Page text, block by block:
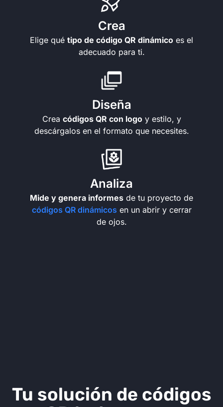
Crea
Elige qué tipo de código QR dinámico es el
adecuado para ti.
Diseña
Crea códigos QR con logoy estilo, y
descárgalos en el formato que necesites.
Analiza
Mide y genera informes de tu proyecto de
códigos QR dinámicos en un abrir y cerrar
de ojos.
Tu solución de códigos